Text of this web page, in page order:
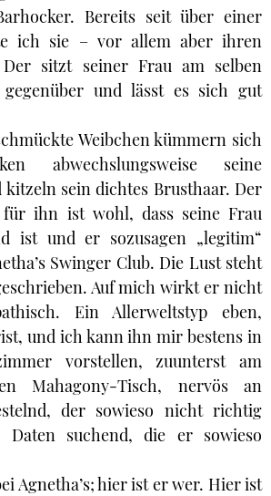
Bereits seit über einer
ich sie – vor allem aber ihren
sitzt seiner Frau am selben
gegenüber und lässt es sich gut
Weibchen kümmern sich
abwechslungsweise seine
kitzeln sein dichtes Brusthaar. Der
für ihn ist wohl, dass seine Frau
ist und er sozusagen „legitim“
Swinger Club. Die Lust steht
Auf mich wirkt er nicht
Ein Allerweltstyp eben,
und ich kann ihn mir bestens in
vorstellen, zuunterst am
Mahagony-Tisch, nervös an
der sowieso nicht richtig
suchend, die er sowieso
Agnetha’s; hier ist er wer. Hier ist